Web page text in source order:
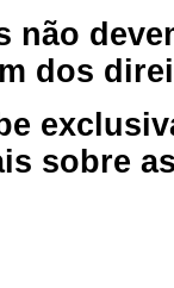
não
dos
sobre